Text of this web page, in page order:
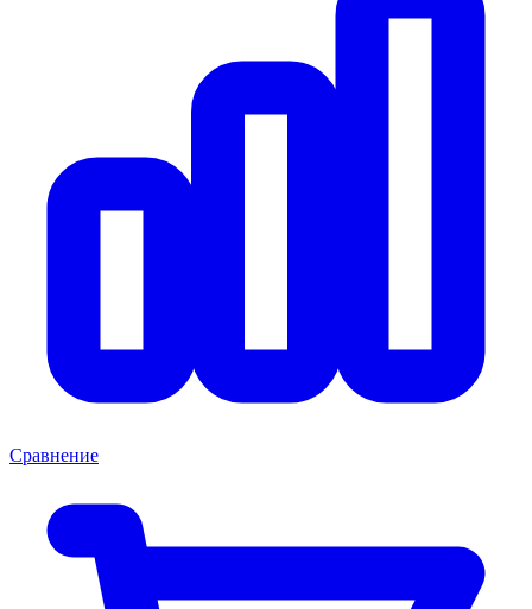
Сравнение